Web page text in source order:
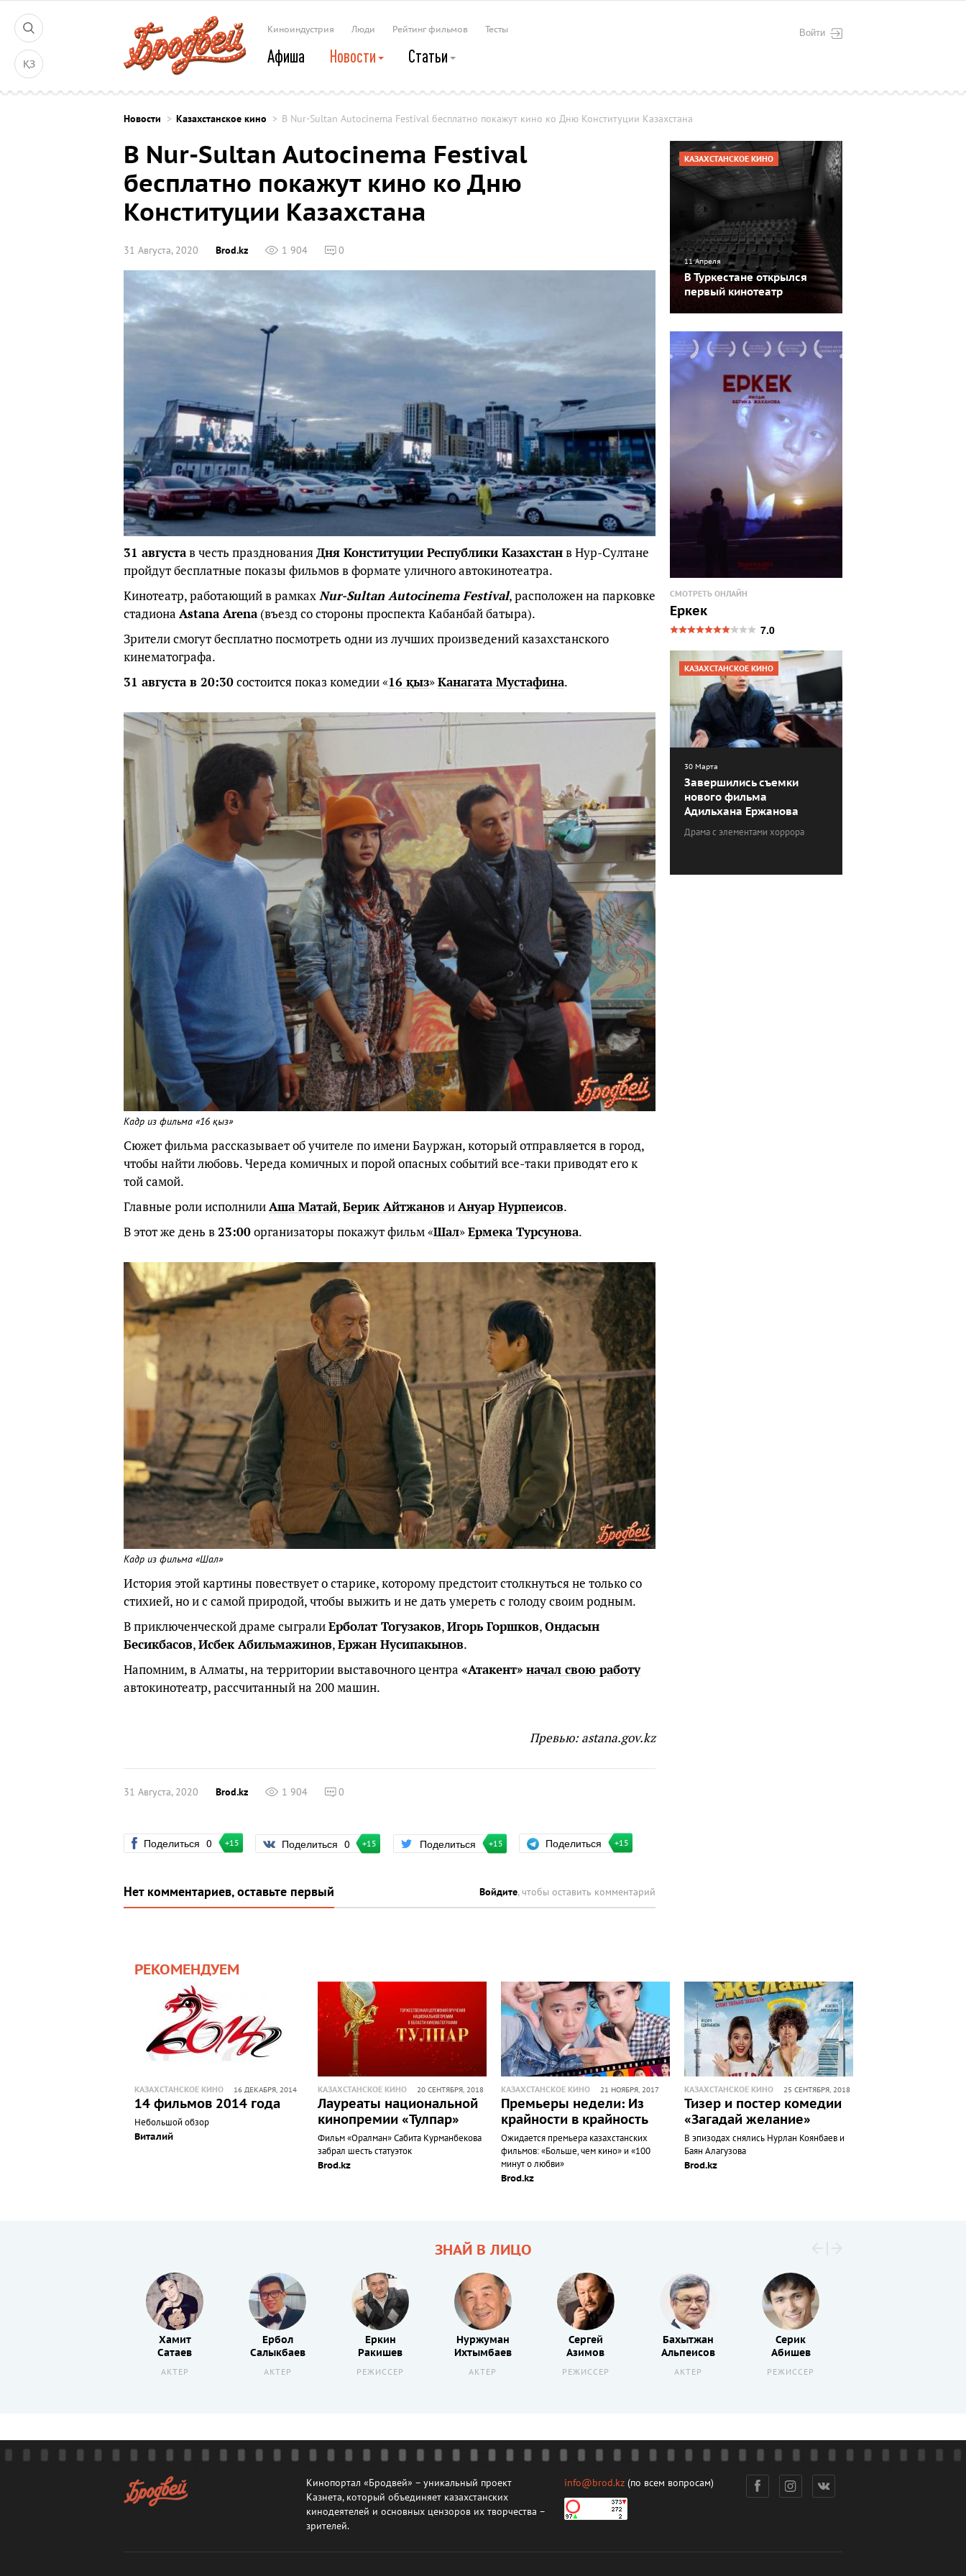
ҚЗ
Войти
Киноиндустрия Люди Рейтинг фильмов Тесты
Афиша Новости Статьи
Новости Казахстанское кино В Nur-Sultan Autocinema Festival бесплатно покажут кино ко Дню Конституции Казахстана
В Nur-Sultan Autocinema Festival
бесплатно покажут кино ко Дню
Конституции Казахстана
31 Августа, 2020 Brod.kz 1 904 0
31 августав честь празднованияДня Конституции Республики Казахстанв Нур-Султане
пройдут бесплатные показы фильмов в формате уличного автокинотеатра.
Кинотеатр, работающий в рамкахNur-Sultan Autocinema Festival, расположен на парковке
стадиона Astana Arena(въезд со стороны проспекта Кабанбай батыра).
Зрители смогут бесплатно посмотреть одни из лучших произведений казахстанского
кинематографа.
31 августа в 20:30состоится показ комедии «16 қыз»Канагата Мустафина.
Кадр из фильма «16 қыз»
Сюжет фильма рассказывает об учителе по имени Бауржан, который отправляется в город,
чтобы найти любовь. Череда комичных и порой опасных событий все-таки приводят его к
той самой.
Главные роли исполнилиАша Матай,Берик АйтжановиАнуар Нурпеисов.
В этот же день в23:00организаторы покажут фильм «Шал»Ермека Турсунова.
Кадр из фильма «Шал»
История этой картины повествует о старике, которому предстоит столкнуться не только со
стихией, но и с самой природой, чтобы выжить и не дать умереть с голоду своим родным.
В приключенческой драме сыгралиЕрболат Тогузаков,Игорь Горшков,Ондасын
Бесикбасов,Исбек Абильмажинов,Ержан Нусипакынов.
Напомним, в Алматы, на территории выставочного центра «Атакент» начал свою работу
автокинотеатр, рассчитанный на 200 машин.
Превью: astana.gov.kz
31 Августа, 2020 Brod.kz 1 904 0
Поделиться 0 +15 Поделиться 0 +15 Поделиться +15 Поделиться +15
Нет комментариев, оставьте первый Войдите, чтобы оставить комментарий
РЕКОМЕНДУЕМ
КАЗАХСТАНСКОЕ КИНО 16 ДЕКАБРЯ, 2014
14 фильмов 2014 года
Небольшой обзор
Виталий
КАЗАХСТАНСКОЕ КИНО 20 СЕНТЯБРЯ, 2018
Лауреаты национальной
кинопремии «Тулпар»
Фильм «Оралман» Сабита Курманбекова
забрал шесть статуэток
Brod.kz
КАЗАХСТАНСКОЕ КИНО 21 НОЯБРЯ, 2017
Премьеры недели: Из
крайности в крайность
Ожидается премьера казахстанских
фильмов: «Больше, чем кино» и «100
минут о любви»
Brod.kz
КАЗАХСТАНСКОЕ КИНО 25 СЕНТЯБРЯ, 2018
Тизер и постер комедии
«Загадай желание»
В эпизодах снялись Нурлан Коянбаев и
Баян Алагузова
Brod.kz
КАЗАХСТАНСКОЕ КИНО
11 Апреля
В Туркестане открылся
первый кинотеатр
СМОТРЕТЬ ОНЛАЙН
Еркек
7.0
КАЗАХСТАНСКОЕ КИНО
30 Марта
Завершились съемки
нового фильма
Адильхана Ержанова
Драма с элементами хоррора
ЗНАЙ В ЛИЦО
Хамит
Сатаев
АКТЕР
Ербол
Салыкбаев
АКТЕР
Еркин
Ракишев
РЕЖИССЕР
Нуржуман
Ихтымбаев
АКТЕР
Сергей
Азимов
РЕЖИССЕР
Бахытжан
Альпеисов
АКТЕР
Серик
Абишев
РЕЖИССЕР
Кинопортал «Бродвей» – уникальный проект
Казнета, который объединяет казахстанских
кинодеятелей и основных цензоров их творчества –
зрителей.
info@brod.kz (по всем вопросам)